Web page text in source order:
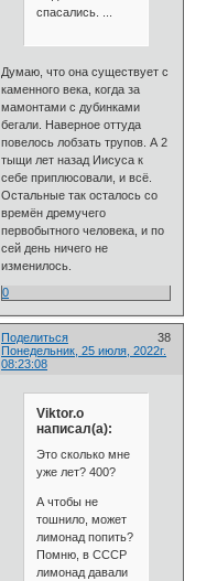
спасались. ...
Думаю, что она существует с
каменного века, когда за
мамонтами с дубинками
бегали. Наверное оттуда
повелось лобзать трупов. А 2
тыщи лет назад Иисуса к
себе приплюсовали, и всё.
Остальные так осталось со
времён дремучего
первобытного человека, и по
сей день ничего не
изменилось.
0
Поделиться
38
Понедельник, 25 июля, 2022г.
08:23:08
Viktor.o
написал(а):
Это сколько мне
уже лет? 400?
А чтобы не
тошнило, может
лимонад попить?
Помню, в СССР
лимонад давали